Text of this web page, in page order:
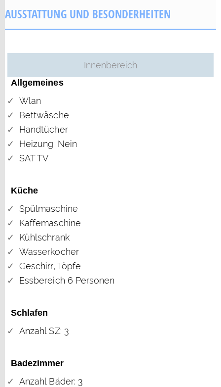
AUSSTATTUNG UND BESONDERHEITEN
Innenbereich
Allgemeines
Wlan
Bettwäsche
Handtücher
Heizung: Nein
SAT TV
Küche
Spülmaschine
Kaffemaschine
Kühlschrank
Wasserkocher
Geschirr, Töpfe
Essbereich 6 Personen
Schlafen
Anzahl SZ: 3
Badezimmer
Anzahl Bäder: 3